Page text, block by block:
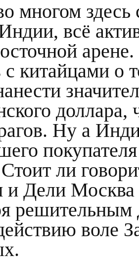
многом
всё
с китайцами о
доллара,
Ну а
ли
Дели Москва
решительным
воле